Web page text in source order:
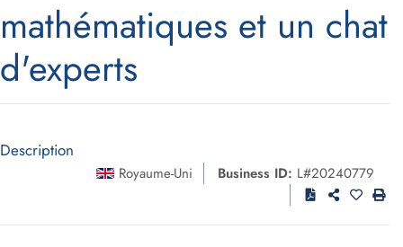
mathématiques et un chat
d'experts
Description
Royaume-Uni Business ID: L#20240779